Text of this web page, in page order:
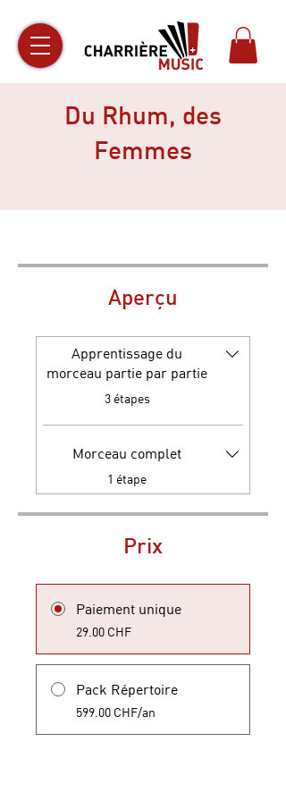
Du Rhum, des
Femmes
Aperçu
Apprentissage du
morceau partie par partie
3 étapes
Morceau complet
1 étape
Prix
Paiement unique
29.00 CHF
Pack Répertoire
599.00 CHF/an